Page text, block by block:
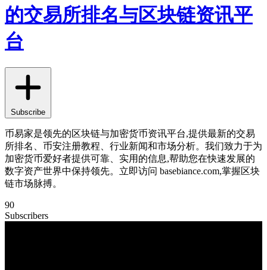
的交易所排名与区块链资讯平
台
Subscribe
币易家是领先的区块链与加密货币资讯平台,提供最新的交易
所排名、币安注册教程、行业新闻和市场分析。我们致力于为
加密货币爱好者提供可靠、实用的信息,帮助您在快速发展的
数字资产世界中保持领先。立即访问 basebiance.com,掌握区块
链市场脉搏。
90
Subscribers